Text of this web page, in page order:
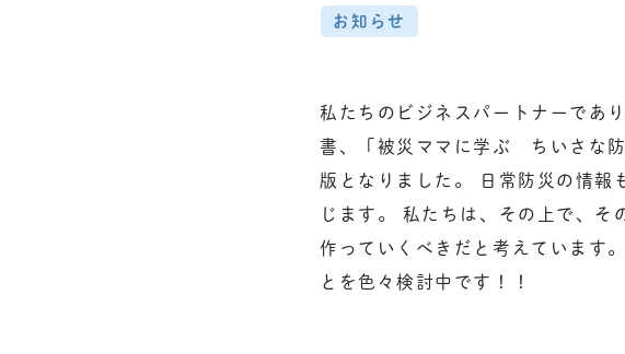
お知らせ
私たちのビジネスパートナーであ
書、「被災ママに学ぶ ちいさな
版となりました。 日常防災の情報
じます。 私たちは、その上で、そ
作っていくべきだと考えています
とを色々検討中です！！